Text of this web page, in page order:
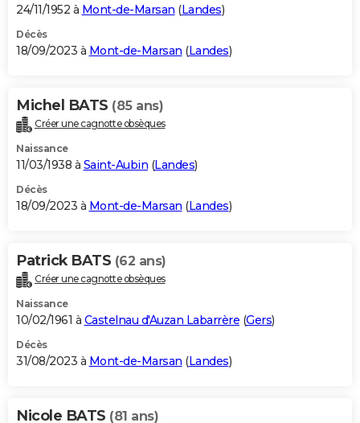
24/11/1952 à Mont-de-Marsan (Landes)
Décès
18/09/2023 à Mont-de-Marsan (Landes)
Michel BATS (85 ans)
Créer une cagnotte obsèques
Naissance
11/03/1938 à Saint-Aubin (Landes)
Décès
18/09/2023 à Mont-de-Marsan (Landes)
Patrick BATS (62 ans)
Créer une cagnotte obsèques
Naissance
10/02/1961 à Castelnau d'Auzan Labarrère (Gers)
Décès
31/08/2023 à Mont-de-Marsan (Landes)
Nicole BATS (81 ans)